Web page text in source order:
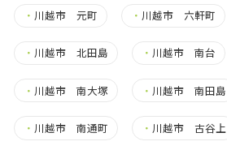
・ 川越市 元町 ・ 川越市 六軒町
・ 川越市 北田島 ・ 川越市 南台
・ 川越市 南大塚 ・ 川越市 南田島
・ 川越市 南通町 ・ 川越市 古谷上